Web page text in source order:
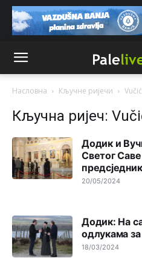
Насловна Кључне ријечи Vučić
Кључна ријеч:
Додик и
Светог
20/05/2024
Додик: На
одлукама
18/03/2024
Kosovo je država a manji BH
arapa po Palama i
smeškate .Da ne bi možda da
БиХ није гласала да је
р а ц по самару луди турко.
Анонимно2807895
Dobro zboris 791,ovaj721
mu je porodica znala da je
Анонимно2807895 јуче 12:18
slabije.Izzivota iskljuci tri
zavist.Svedok si ziv gaji tri
prijateljstvo!!